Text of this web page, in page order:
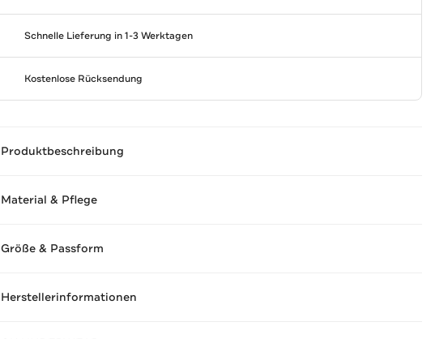
Schnelle Lieferung in 1-3 Werktagen
Kostenlose Rücksendung
Produktbeschreibung
Material & Pflege
Größe & Passform
Herstellerinformationen